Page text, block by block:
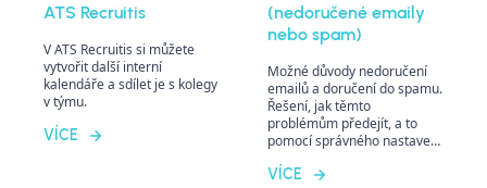
ATS Recruitis
V ATS Recruitis si můžete
vytvořit další interní
kalendáře a sdílet je s kolegy
v týmu.
VÍCE
(nedoručené emaily
nebo spam)
Možné důvody nedoručení
emailů a doručení do spamu.
Řešení, jak těmto
problémům předejít, a to
pomocí správného nastavení
ATS Recruitis.
VÍCE